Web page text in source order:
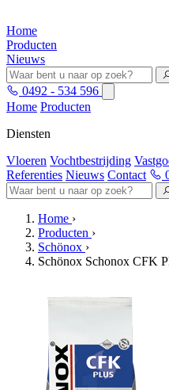
Home
Producten
Nieuws
0492 - 534 596
Home Producten
Diensten
Vloeren Vochtbestrijding
Referenties Nieuws Contact
Home ›
Producten ›
Schönox ›
Schönox Schonox CFK